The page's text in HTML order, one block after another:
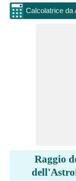
Calcolatrice da
Raggio